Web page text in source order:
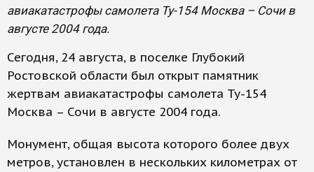
авиакатастрофы самолета Ту-154 Москва – Сочи в
августе 2004 года.
Сегодня, 24 августа, в поселке Глубокий
Ростовской области был открыт памятник
жертвам авиакатастрофы самолета Ту-154
Москва – Сочи в августе 2004 года.
Монумент, общая высота которого более двух
метров, установлен в нескольких километрах от